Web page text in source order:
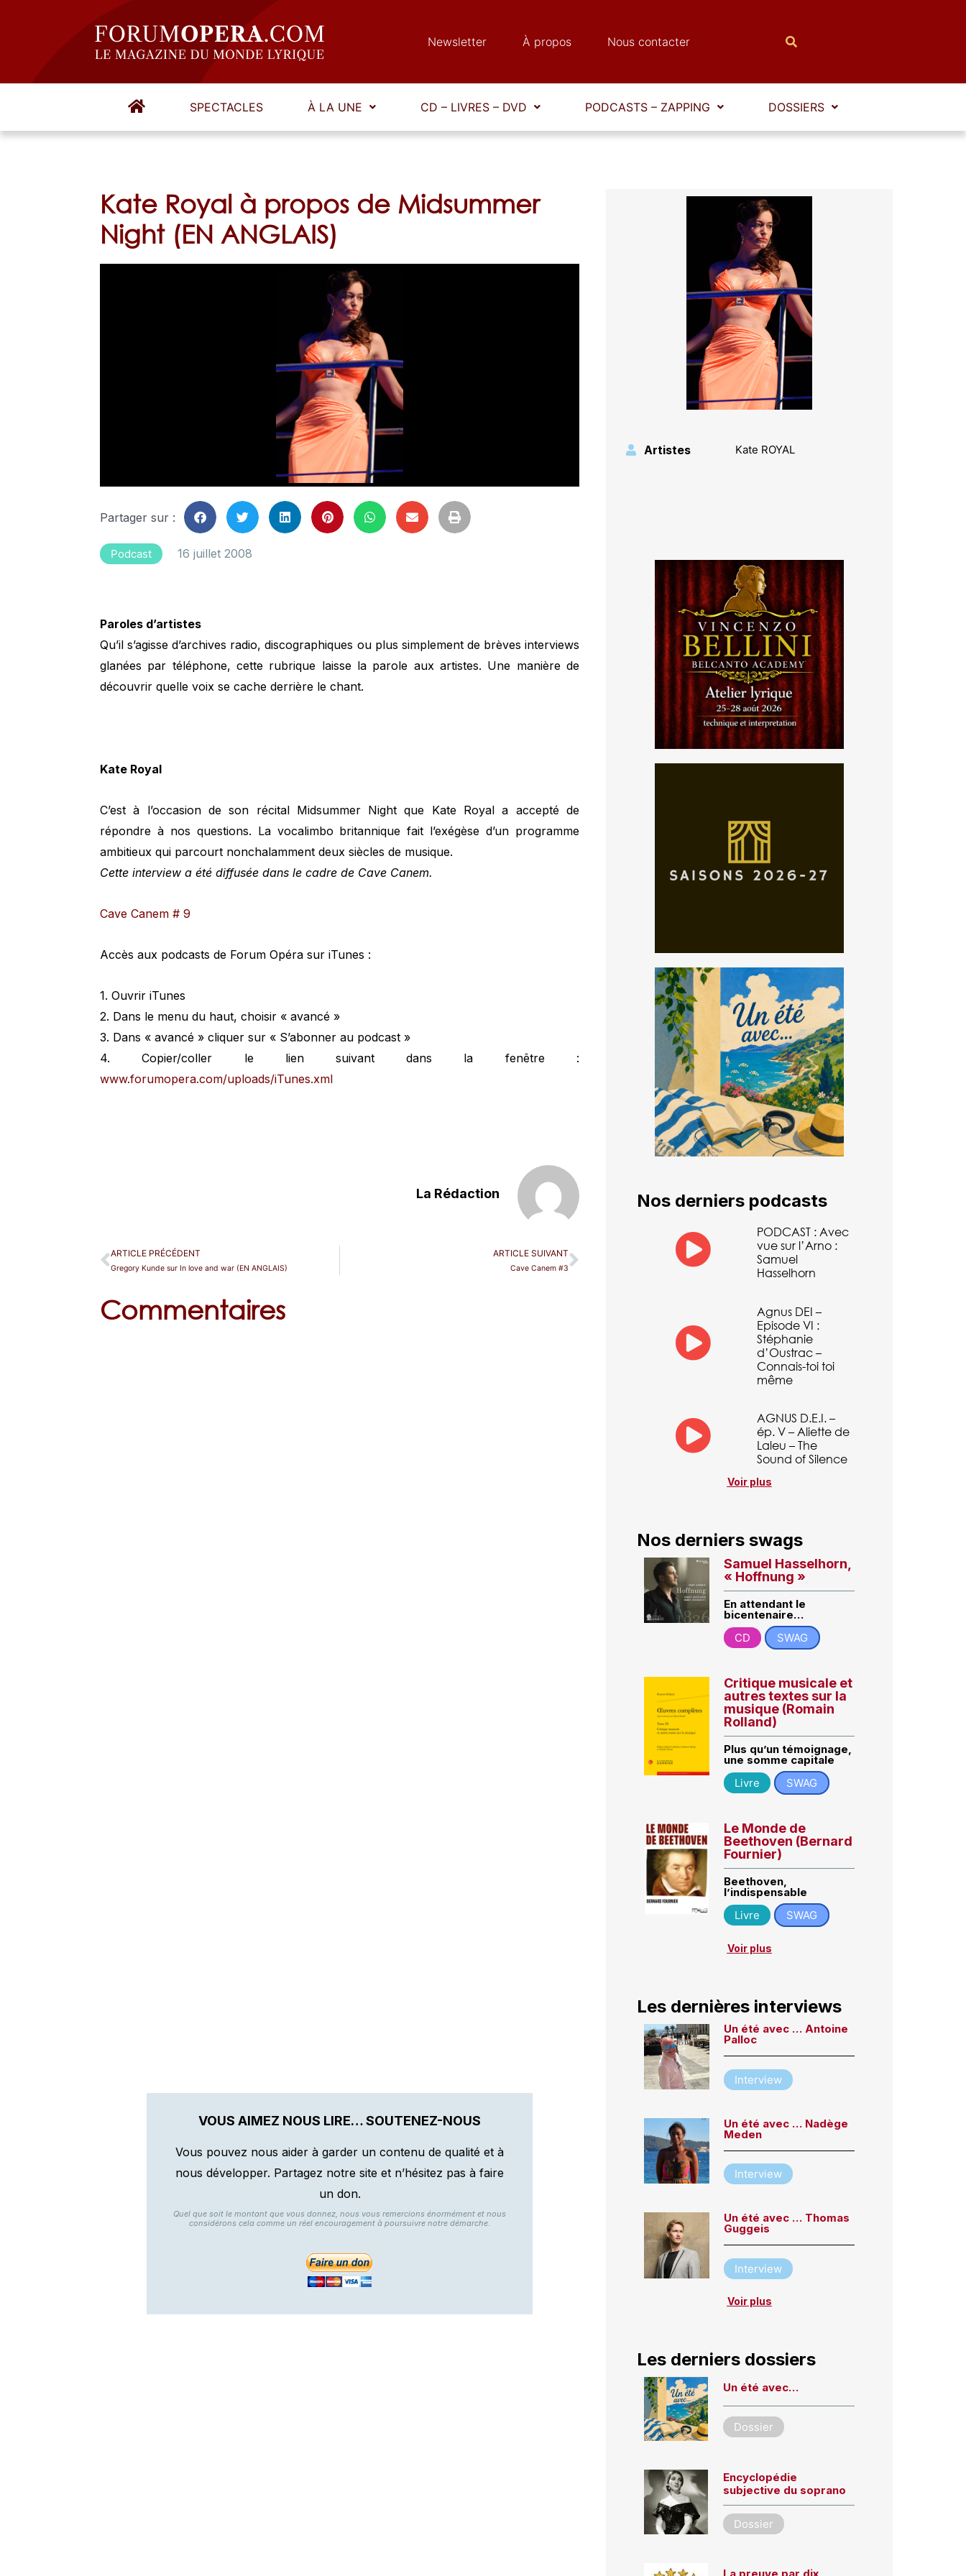
Newsletter À propos Nous contacter
SPECTACLES À LA UNE CD – LIVRES – DVD PODCASTS – ZAPPING DOSSIERS
Kate Royal à propos de Midsummer
Night (EN ANGLAIS)
Partager sur :
Podcast 16 juillet 2008
Paroles d’artistes
Qu’il s’agisse d’archives radio, discographiques ou plus simplement de brèves interviews
glanées par téléphone, cette rubrique laisse la parole aux artistes. Une manière de
découvrir quelle voix se cache derrière le chant.
Kate Royal
C’est à l’occasion de son récital Midsummer Night que Kate Royal a accepté de
répondre à nos questions. La vocalimbo britannique fait l’exégèse d’un programme
ambitieux qui parcourt nonchalamment deux siècles de musique.
Cette interview a été diffusée dans le cadre de Cave Canem.
Cave Canem # 9
Accès aux podcasts de Forum Opéra sur iTunes :
1. Ouvrir iTunes
2. Dans le menu du haut, choisir « avancé »
3. Dans « avancé » cliquer sur « S’abonner au podcast »
4. Copier/coller le lien suivant dans la fenêtre :
www.forumopera.com/uploads/iTunes.xml
La Rédaction
ARTICLE PRÉCÉDENT
Gregory Kunde sur In love and war (EN ANGLAIS)
ARTICLE SUIVANT
Cave Canem #3
Commentaires
VOUS AIMEZ NOUS LIRE… SOUTENEZ-NOUS
Vous pouvez nous aider à garder un contenu de qualité et à
nous développer. Partagez notre site et n’hésitez pas à faire
un don.
Quel que soit le montant que vous donnez, nous vous remercions énormément et nous
considérons cela comme un réel encouragement à poursuivre notre démarche.
Artistes Kate ROYAL
Nos derniers podcasts
PODCAST : Avec
vue sur l’Arno :
Samuel
Hasselhorn
Agnus DEI –
Episode VI :
Stéphanie
d’Oustrac –
Connais-toi toi
même
AGNUS D.E.I. –
ép. V – Aliette de
Laleu – The
Sound of Silence
Voir plus
Nos derniers swags
Samuel Hasselhorn,
« Hoffnung »
En attendant le
bicentenaire…
CD
SWAG
Critique musicale et
autres textes sur la
musique (Romain
Rolland)
Plus qu’un témoignage,
une somme capitale
Livre
SWAG
Le Monde de
Beethoven (Bernard
Fournier)
Beethoven,
l’indispensable
Livre
SWAG
Voir plus
Les dernières interviews
Un été avec … Antoine
Palloc
Interview
Un été avec … Nadège
Meden
Interview
Un été avec … Thomas
Guggeis
Interview
Voir plus
Les derniers dossiers
Un été avec…
Dossier
Encyclopédie
subjective du soprano
Dossier